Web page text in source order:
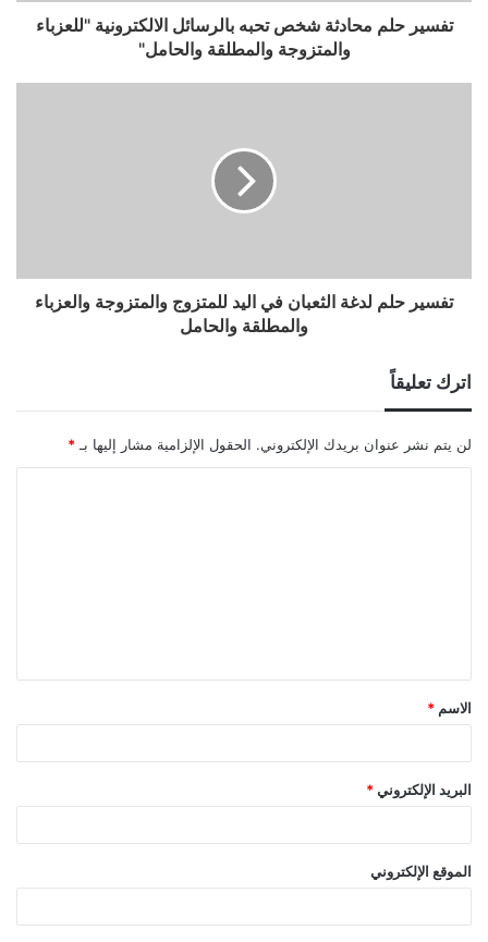
تفسير حلم محادثة شخص تحبه بالرسائل الالكترونية "للعزباء
والمتزوجة والمطلقة والحامل"
تفسير حلم لدغة الثعبان في اليد للمتزوج والمتزوجة والعزباء
والمطلقة والحامل
اترك تعليقاً
لن يتم نشر عنوان بريدك الإلكتروني. الحقول الإلزامية مشار إليها بـ *
ق
*
الاسم *
البريد الإلكتروني *
الموقع الإلكتروني